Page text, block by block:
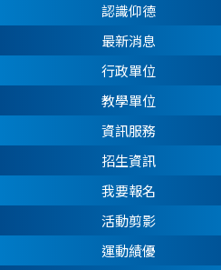
認識仰德
最新消息
行政單位
教學單位
資訊服務
招生資訊
我要報名
活動剪影
運動績優